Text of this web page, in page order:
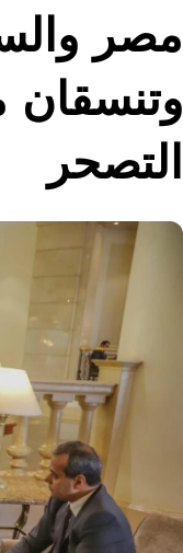
مصر
وتنسقان
التصحر